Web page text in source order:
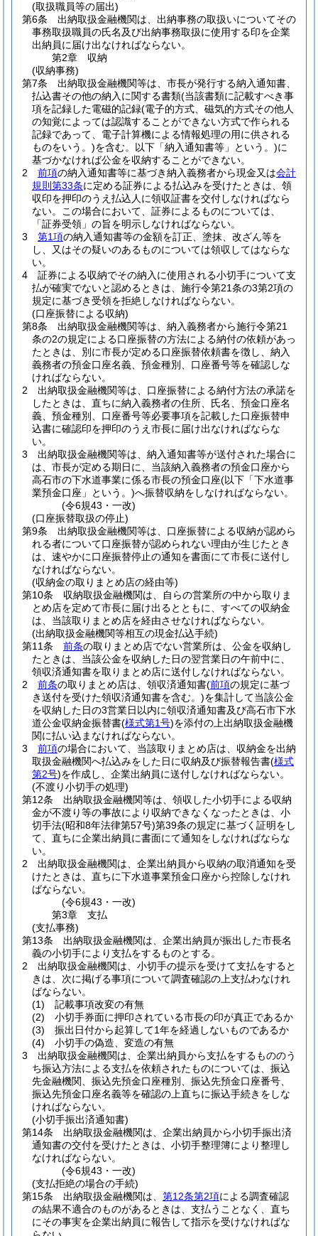
(取扱職員等の届出)
第6条
出納取扱金融機関は、出納事務の取扱いについてその
事務取扱職員の氏名及び出納事務取扱に使用する印を企業
出納員に届け出なければならない。
第2章
収納
(収納事務)
第7条
出納取扱金融機関等は、市長が発行する納入通知書、
払込書その他の納入に関する書類(当該書類に記載すべき事
項を記録した電磁的記録(電子的方式、磁気的方式その他人
の知覚によっては認識することができない方式で作られる
記録であって、電子計算機による情報処理の用に供される
ものをいう。)を含む。以下「納入通知書等」という。)に
基づかなければ公金を収納することができない。
2
前項の納入通知書等に基づき納入義務者から現金又は会計
規則第33条に定める証券による払込みを受けたときは、領
収印を押印のうえ払込人に領収証書を交付しなければなら
ない。
この場合において、証券によるものについては、
「証券受領」の旨を明示しなければならない。
3
第1項の納入通知書等の金額を訂正、塗抹、改ざん等を
し、又はその疑いのあるものについては領収してはならな
い。
4
証券による収納でその納入に使用される小切手について支
払が確実でないと認めるときは、施行令第21条の3第2項の
規定に基づき受領を拒絶しなければならない。
(口座振替による収納)
第8条
出納取扱金融機関等は、納入義務者から施行令第21
条の2の規定による口座振替の方法による納付の依頼があっ
たときは、別に市長が定める口座振替依頼書を徴し、納入
義務者の預金口座名義、預金種別、口座番号等を確認しな
ければならない。
2
出納取扱金融機関等は、口座振替による納付方法の承諾を
したときは、直ちに納入義務者の住所、氏名、預金口座名
義、預金種別、口座番号等必要事項を記載した口座振替申
込書に確認印を押印のうえ市長に届け出なければならな
い。
3
出納取扱金融機関等は、納入通知書等が送付された場合に
は、市長が定める期日に、当該納入義務者の預金口座から
高石市の下水道事業に係る市長の預金口座(以下「下水道事
業預金口座」という。)へ振替収納をしなければならない。
(令6規43・一改)
(口座振替取扱の停止)
第9条
出納取扱金融機関等は、口座振替による収納が認めら
れる者について口座振替が認められない理由が生じたとき
は、速やかに口座振替停止の通知を書面にて市長に送付し
なければならない。
(収納金の取りまとめ店の経由等)
第10条
収納取扱金融機関は、自らの営業所の中から取りま
とめ店を定めて市長に届け出るとともに、すべての収納金
は、当該取りまとめ店を経由させなければならない。
(出納取扱金融機関等相互の現金払込手続)
第11条
前条の取りまとめ店でない営業所は、公金を収納し
たときは、当該公金を収納した日の翌営業日の午前中に、
領収済通知書を取りまとめ店に送付しなければならない。
2
前条の取りまとめ店は、領収済通知書(前項の規定に基づ
き送付を受けた領収済通知書を含む。)を集計して当該公金
を収納した日の3営業日以内に領収済通知書及び高石市下水
道公金収納金振替書(様式第1号)を添付の上出納取扱金融機
関に払い込まなければならない。
3
前項の場合において、当該取りまとめ店は、収納金を出納
取扱金融機関へ払込みをした日に収納及び振替報告書(様式
第2号)を作成し、企業出納員に送付しなければならない。
(不渡り小切手の処理)
第12条
出納取扱金融機関等は、領収した小切手による収納
金が不渡り等の事故により収納できなくなったときは、小
切手法(昭和8年法律第57号)第39条の規定に基づく証明をし
て、直ちに企業出納員に書面にて通知をしなければならな
い。
2
出納取扱金融機関は、企業出納員から収納の取消通知を受
けたときは、直ちに下水道事業預金口座から控除しなけれ
ばならない。
(令6規43・一改)
第3章
支払
(支払事務)
第13条
出納取扱金融機関は、企業出納員が振出した市長名
義の小切手により支払をするものとする。
2
出納取扱金融機関は、小切手の提示を受けて支払をすると
きは、次に掲げる事項について調査確認の上支払わなけれ
ばならない。
(1)
記載事項改変の有無
(2)
小切手券面に押印されている市長の印が真正であるか
(3)
振出日付から起算して1年を経過しないものであるか
(4)
小切手の偽造、変造の有無
3
出納取扱金融機関は、企業出納員から支払をするもののう
ち振込方法による支払を依頼されたものについては、振込
先金融機関、振込先預金口座種別、振込先預金口座番号、
振込先預金口座名義等を確認の上直ちに振込手続きをしな
ければならない。
(小切手振出済通知書)
第14条
出納取扱金融機関は、企業出納員から小切手振出済
通知書の交付を受けたときは、小切手整理簿により整理し
なければならない。
(令6規43・一改)
(支払拒絶の場合の手続)
第15条
出納取扱金融機関は、 第12条第2項による調査確認
の結果不適合のものがあるときは、支払うことなく、直ち
にその事実を企業出納員に報告して指示を受けなければな